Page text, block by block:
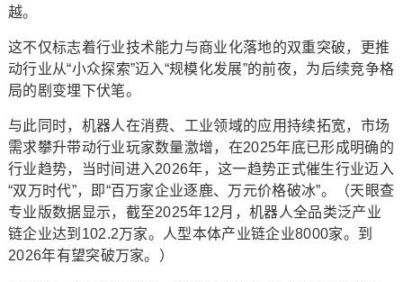
越。
这不仅标志着行业技术能力与商业化落地的双重突破，更推
动行业从“小众探索”迈入“规模化发展”的前夜，为后续竞争格
局的剧变埋下伏笔。
与此同时，机器人在消费、工业领域的应用持续拓宽，市场
需求攀升带动行业玩家数量激增，在2025年底已形成明确的
行业趋势，当时间进入2026年，这一趋势正式催生行业迈入
“双万时代”，即“百万家企业逐鹿、万元价格破冰”。（天眼查
专业版数据显示，截至2025年12月，机器人全品类泛产业
链企业达到102.2万家。人型本体产业链企业8000家。到
2026年有望突破万家。）